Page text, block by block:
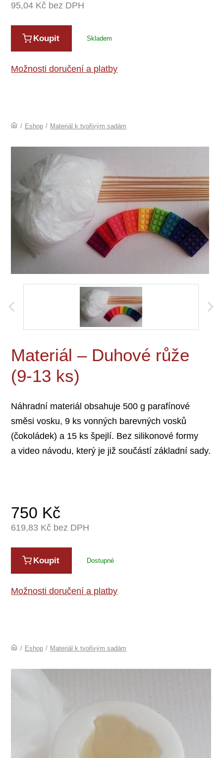
95,04 Kč bez DPH
Koupit Skladem
Možnosti doručení a platby
/ Eshop / Materiál k tvořivým sadám
Materiál – Duhové růže
(9-13 ks)
Náhradní materiál obsahuje 500 g parafínové
směsi vosku, 9 ks vonných barevných vosků
(čokoládek) a 15 ks špejlí. Bez silikonové formy
a video návodu, který je již součástí základní sady.
750 Kč
619,83 Kč bez DPH
Koupit Dostupné
Možnosti doručení a platby
/ Eshop / Materiál k tvořivým sadám